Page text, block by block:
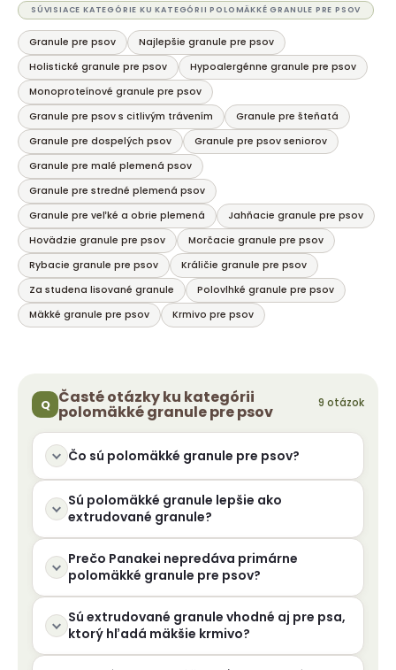
l
á
d
a
c
i
e
p
r
v
k
y
v
ý
p
i
s
SÚVISIACE KATEGÓRIE KU KATEGÓRII POLOMÄKKÉ GRANULE PRE PSOV
Granule pre psov
Najlepšie granule pre psov
Holistické granule pre psov
Hypoalergénne granule pre psov
Monoproteínové granule pre psov
Granule pre psov s citlivým trávením
Granule pre šteňatá
Granule pre dospelých psov
Granule pre psov seniorov
Granule pre malé plemená psov
Granule pre stredné plemená psov
Granule pre veľké a obrie plemená
Jahňacie granule pre psov
Hovädzie granule pre psov
Morčacie granule pre psov
Rybacie granule pre psov
Králičie granule pre psov
Za studena lisované granule
Polovlhké granule pre psov
Mäkké granule pre psov
Krmivo pre psov
Časté otázky ku kategórii
polomäkké granule pre psov
Čo sú polomäkké granule pre psov?
Sú polomäkké granule lepšie ako
extrudované granule?
Prečo Panakei nepredáva primárne
polomäkké granule pre psov?
Sú extrudované granule vhodné aj pre psa,
ktorý hľadá mäkšie krmivo?